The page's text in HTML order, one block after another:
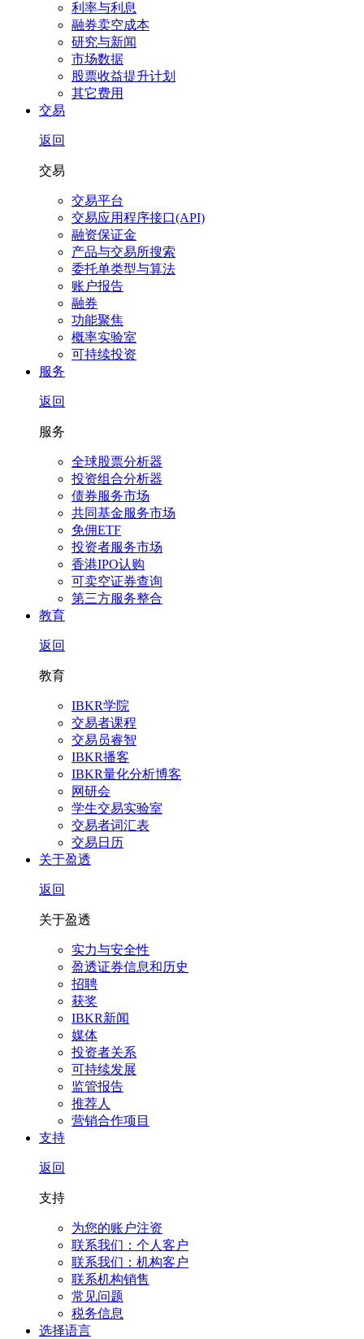
利率与利息
融券卖空成本
研究与新闻
市场数据
股票收益提升计划
其它费用
交易
返回
交易
交易平台
交易应用程序接口(API)
融资保证金
产品与交易所搜索
委托单类型与算法
账户报告
融券
功能聚焦
概率实验室
可持续投资
服务
返回
服务
全球股票分析器
投资组合分析器
债券服务市场
共同基金服务市场
免佣ETF
投资者服务市场
香港IPO认购
可卖空证券查询
第三方服务整合
教育
返回
教育
IBKR学院
交易者课程
交易员睿智
IBKR播客
IBKR量化分析博客
网研会
学生交易实验室
交易者词汇表
交易日历
关于盈透
返回
关于盈透
实力与安全性
盈透证券信息和历史
招聘
获奖
IBKR新闻
媒体
投资者关系
可持续发展
监管报告
推荐人
营销合作项目
支持
返回
支持
为您的账户注资
联系我们：个人客户
联系我们：机构客户
联系机构销售
常见问题
税务信息
选择语言